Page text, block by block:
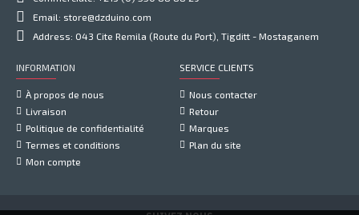
Email: store@dzduino.com
Address: 043 Cite Remila (Route du Port), Tigditt - Mostaganem
INFORMATION
À propos de nous
Livraison
Politique de confidentialité
Termes et conditions
Mon compte
SERVICE CLIENTS
Nous contacter
Retour
Marques
Plan du site